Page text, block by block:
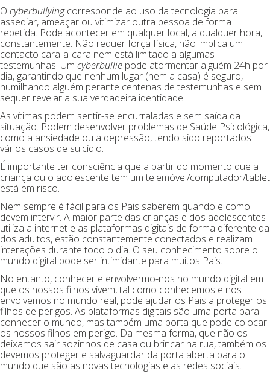
O cyberbullyingcorresponde ao uso da tecnologia para
assediar, ameaçar ou vitimizar outra pessoa de forma
repetida. Pode acontecer em qualquer local, a qualquer hora,
constantemente. Não requer força física, não implica um
contacto cara-a-cara nem está limitado a algumas
testemunhas. Um cyberbullie pode atormentar alguém 24h por
dia, garantindo que nenhum lugar (nem a casa) é seguro,
humilhando alguém perante centenas de testemunhas e sem
sequer revelar a sua verdadeira identidade.
As vítimas podem sentir-se encurraladas e sem saída da
situação. Podem desenvolver problemas de Saúde Psicológica,
como a ansiedade ou a depressão, tendo sido reportados
vários casos de suicídio.
É importante ter consciência que a partir do momento que a
criança ou o adolescente tem um telemóvel/computador/tablet
está em risco.
Nem sempre é fácil para os Pais saberem quando e como
devem intervir. A maior parte das crianças e dos adolescentes
utiliza a internet e as plataformas digitais de forma diferente da
dos adultos, estão constantemente conectados e realizam
interações durante todo o dia. O seu conhecimento sobre o
mundo digital pode ser intimidante para muitos Pais.
No entanto, conhecer e envolvermo-nos no mundo digital em
que os nossos filhos vivem, tal como conhecemos e nos
envolvemos no mundo real, pode ajudar os Pais a proteger os
filhos de perigos. As plataformas digitais são uma porta para
conhecer o mundo, mas também uma porta que pode colocar
os nossos filhos em perigo. Da mesma forma, que não os
deixamos sair sozinhos de casa ou brincar na rua, também os
devemos proteger e salvaguardar da porta aberta para o
mundo que são as novas tecnologias e as redes sociais.